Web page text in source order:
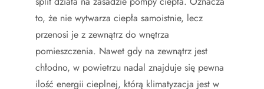
to, że nie wytwarza ciepła samoistnie, lecz
przenosi je z zewnątrz do wnętrza
pomieszczenia. Nawet gdy na zewnątrz jest
chłodno, w powietrzu nadal znajduje się pewna
ilość energii cieplnej, którą klimatyzacja jest w